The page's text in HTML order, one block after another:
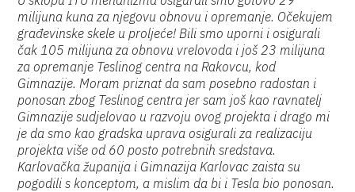
milijuna kuna za njegovu obnovu i opremanje. Očekujem
građevinske skele u proljeće! Bili smo uporni i osigurali
čak 105 milijuna za obnovu vrelovoda i još 23 milijuna
za opremanje Teslinog centra na Rakovcu, kod
Gimnazije. Moram priznat da sam posebno radostan i
ponosan zbog Teslinog centra jer sam još kao ravnatelj
Gimnazije sudjelovao u razvoju ovog projekta i drago mi
je da smo kao gradska uprava osigurali za realizaciju
projekta više od 60 posto potrebnih sredstava.
Karlovačka županija i Gimnazija Karlovac zaista su
pogodili s konceptom, a mislim da bi i Tesla bio ponosan.